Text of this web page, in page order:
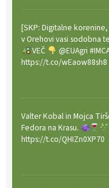
[SKP: Digitalne
v Orehovi vasi sodobna
VEČ
@EUAgri
https://t.co/wEaow88sh8
Valter Kobal in Mojca
Fedora na Krasu.
https://t.co/QHIZn0XP70